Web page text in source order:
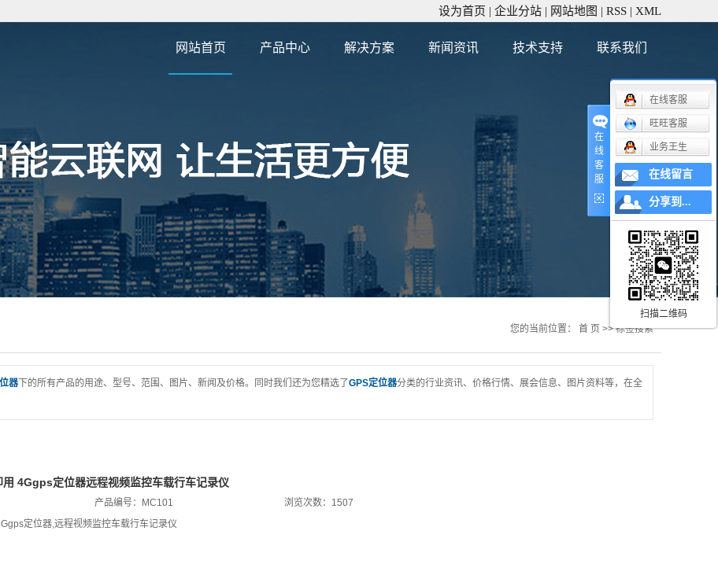
设为首页 | 企业分站 | 网站地图 | RSS | XML
网站首页 产品中心
4G外贸OBD款
PCBA方案定制
GPS/北斗定位模组
4G 行车记录仪
4G 外贸超长待机款
卫星通讯/纯北斗定位
4G农机/船舶款
解决方案 新闻资讯 技术支持 联系我们
您的当前位置： 首 页 >> 标签搜索
器 下的所有产品的用途、型号、范围、图片、新闻及价格。同时我们还为您精选了GPS定位器分类的行业资讯、价格行情、展会信息、图片资料等，在全
4Ggps定位器远程视频监控车载行车记录仪
产品编号：MC101
浏览次数：1507
定位器,远程视频监控车载行车记录仪
在
线
客
服
在线客服
旺旺客服
业务王生
在线留言
分享到...
扫描二维码